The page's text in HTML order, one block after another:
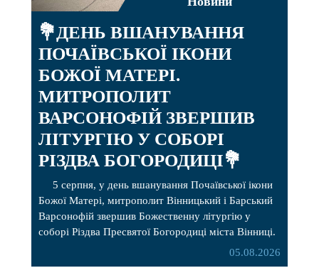
💐ДЕНЬ ВШАНУВАННЯ
ПОЧАЇВСЬКОЇ ІКОНИ
БОЖОЇ МАТЕРІ.
МИТРОПОЛИТ
ВАРСОНОФІЙ ЗВЕРШИВ
ЛІТУРГІЮ У СОБОРІ
РІЗДВА БОГОРОДИЦІ💐
5 серпня, у день вшанування Почаївської ікони
Божої Матері, митрополит Вінницький і Барський
Варсонофій звершив Божественну літургію у
соборі Різдва Пресвятої Богородиці міста Вінниці.
Його Високопреосвященству співслужили05.08.2026